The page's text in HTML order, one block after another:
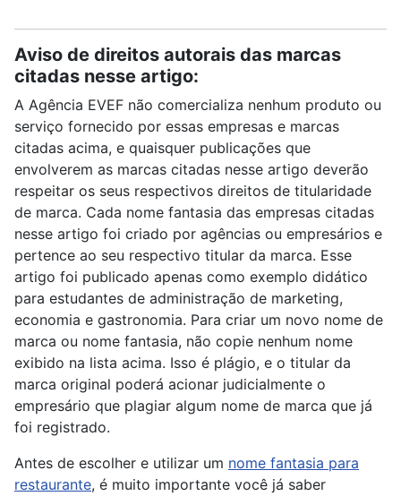
Aviso de direitos autorais das marcas
citadas nesse artigo:
A Agência EVEF não comercializa nenhum produto ou
serviço fornecido por essas empresas e marcas
citadas acima, e quaisquer publicações que
envolverem as marcas citadas nesse artigo deverão
respeitar os seus respectivos direitos de titularidade
de marca. Cada nome fantasia das empresas citadas
nesse artigo foi criado por agências ou empresários e
pertence ao seu respectivo titular da marca. Esse
artigo foi publicado apenas como exemplo didático
para estudantes de administração de marketing,
economia e gastronomia. Para criar um novo nome de
marca ou nome fantasia, não copie nenhum nome
exibido na lista acima. Isso é plágio, e o titular da
marca original poderá acionar judicialmente o
empresário que plagiar algum nome de marca que já
foi registrado.
Antes de escolher e utilizar um nome fantasia para
restaurante, é muito importante você já saber